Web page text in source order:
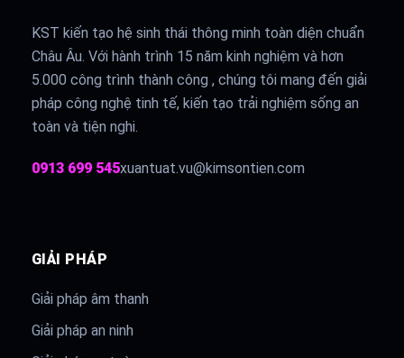
KST kiến tạo hệ sinh thái thông minh toàn diện chuẩn
Châu Âu. Với hành trình 15 năm kinh nghiệm và hơn
5.000 công trình thành công , chúng tôi mang đến giải
pháp công nghệ tinh tế, kiến tạo trải nghiệm sống an
toàn và tiện nghi.
0913 699 545xuantuat.vu@kimsontien.com
GIẢI PHÁP
Giải pháp âm thanh
Giải pháp an ninh